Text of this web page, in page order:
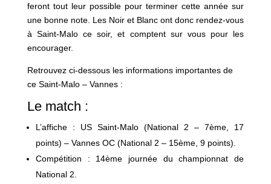
feront tout leur possible pour terminer cette année sur
une bonne note. Les Noir et Blanc ont donc rendez-vous
à Saint-Malo ce soir, et comptent sur vous pour les
encourager.
Retrouvez ci-dessous les informations importantes de
ce Saint-Malo – Vannes :
Le match :
L’affiche : US Saint-Malo (National 2 – 7ème, 17
points) – Vannes OC (National 2 – 15ème, 9 points).
Compétition : 14ème journée du championnat de
National 2.